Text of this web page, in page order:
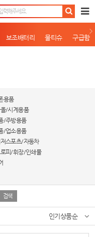
보조배터리 물티슈 구급함
용품
/시계용품
/주방용품
/업소용품
스포츠/자동차
피/휘장/인쇄물
인기상품순